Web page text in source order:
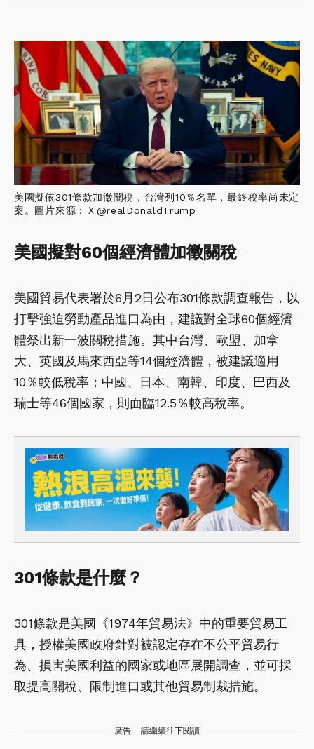
美國擬依301條款加徵關稅，台灣列10％名單，最終稅率尚未定
案。圖片來源：Ｘ@realDonaldTrump
美國擬對60個經濟體加徵關稅
美國貿易代表署於6月2日公布301條款調查報告，以
打擊強迫勞動產品進口為由，建議對全球60個經濟
體祭出新一波關稅措施。其中台灣、歐盟、加拿
大、英國及馬來西亞等14個經濟體，被建議適用
10％較低稅率；中國、日本、南韓、印度、巴西及
瑞士等46個國家，則面臨12.5％較高稅率。
301條款是什麼？
301條款是美國《1974年貿易法》中的重要貿易工
具，授權美國政府針對被認定存在不公平貿易行
為、損害美國利益的國家或地區展開調查，並可採
取提高關稅、限制進口或其他貿易制裁措施。
廣告 - 請繼續往下閱讀